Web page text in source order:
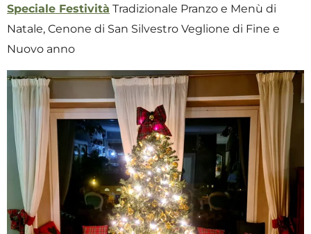
Speciale Festività Tradizionale Pranzo e Menù di
Natale, Cenone di San Silvestro Veglione di Fine e
Nuovo anno